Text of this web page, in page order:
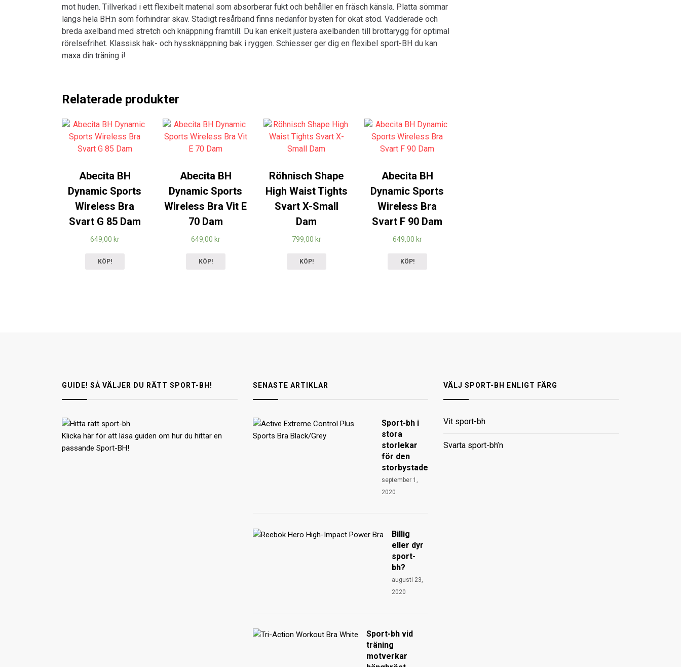
mot huden. Tillverkad i ett flexibelt material som absorberar fukt och behåller en fräsch känsla. Platta sömmar
längs hela BH:n som förhindrar skav. Stadigt resårband finns nedanför bysten för ökat stöd. Vadderade och
breda axelband med stretch och knäppning framtill. Du kan enkelt justera axelbanden till brottarygg för optimal
rörelsefrihet. Klassisk hak- och hyssknäppning bak i ryggen. Schiesser ger dig en flexibel sport-BH du kan
maxa din träning i!
Relaterade produkter
Abecita BH
Dynamic Sports
Wireless Bra
Svart G 85 Dam
649,00 kr
KÖP!
Abecita BH
Dynamic Sports
Wireless Bra Vit E
70 Dam
649,00 kr
KÖP!
Röhnisch Shape
High Waist Tights
Svart X-Small
Dam
799,00 kr
KÖP!
Abecita BH
Dynamic Sports
Wireless Bra
Svart F 90 Dam
649,00 kr
KÖP!
GUIDE! SÅ VÄLJER DU RÄTT SPORT-BH!
Klicka här för att läsa guiden om hur du hittar en
passande Sport-BH!
SENASTE ARTIKLAR
Sport-bh i
stora
storlekar
för den
storbystade
september 1,
2020
Billig
eller dyr
sport-
bh?
augusti 23,
2020
Sport-bh vid
träning
motverkar
VÄLJ SPORT-BH ENLIGT FÄRG
Vit sport-bh
Svarta sport-bh’n